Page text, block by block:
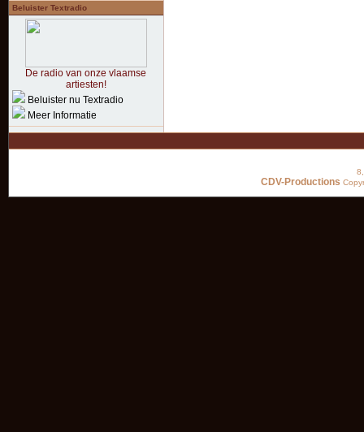
Beluister Textradio
De radio van onze vlaamse
artiesten!
Beluister nu Textradio
Meer Informatie
CDV-Productions